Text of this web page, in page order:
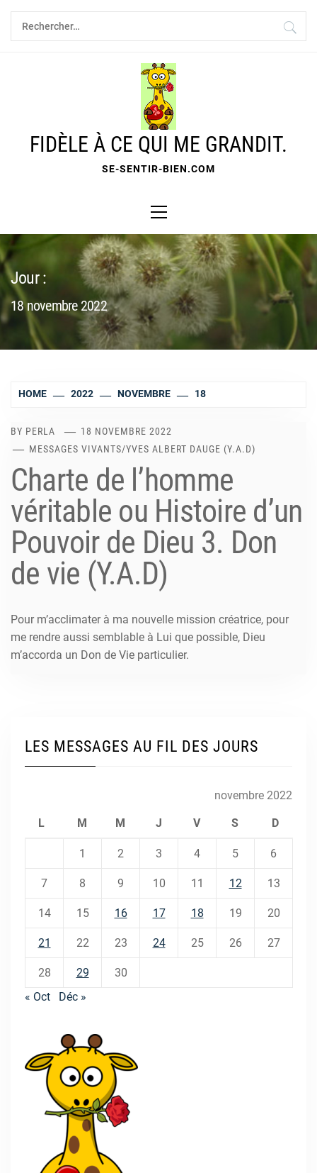
Skip
content
Rechercher :
FIDÈLE À CE QUI ME GRANDIT.
SE-SENTIR-BIEN.COM
Menu
Jour :
18 novembre 2022
HOME 2022 NOVEMBRE 18
BY PERLA
18 NOVEMBRE 2022
MESSAGES VIVANTS/YVES ALBERT DAUGE (Y.A.D)
Charte de l’homme
véritable ou Histoire d’un
Pouvoir de Dieu 3. Don
de vie (Y.A.D)
Pour m’acclimater à ma nouvelle mission créatrice, pour
me rendre aussi semblable à Lui que possible, Dieu
m’accorda un Don de Vie particulier.
LES MESSAGES AU FIL DES JOURS
novembre 2022
L M M J V S D
1 2 3 4 5 6
7 8 9 10 11 12 13
14 15 16 17 18 19 20
21 22 23 24 25 26 27
28 29
30
« Oct
Déc »